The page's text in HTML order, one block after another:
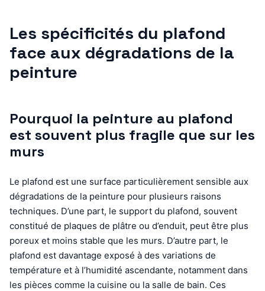
Les spécificités du plafond
face aux dégradations de la
peinture
Pourquoi la peinture au plafond
est souvent plus fragile que sur les
murs
Le plafond est une surface particulièrement sensible aux
dégradations de la peinture pour plusieurs raisons
techniques. D’une part, le support du plafond, souvent
constitué de plaques de plâtre ou d’enduit, peut être plus
poreux et moins stable que les murs. D’autre part, le
plafond est davantage exposé à des variations de
température et à l’humidité ascendante, notamment dans
les pièces comme la cuisine ou la salle de bain. Ces